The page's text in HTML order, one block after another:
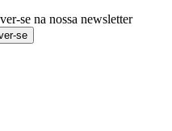
se na nossa newsletter
se